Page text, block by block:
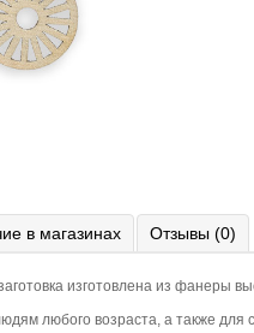
в магазинах Отзывы (0)
изготовлена из фанеры
любого возраста, а также для